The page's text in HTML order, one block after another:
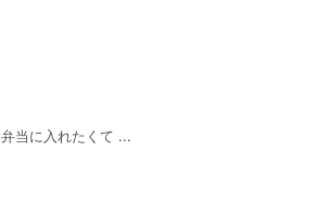
当に入れたくて ...